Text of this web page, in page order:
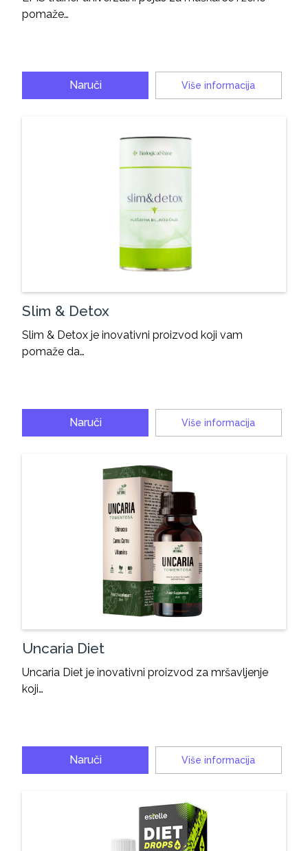
pomaže…
Naruči Više informacija
Slim & Detox
Slim & Detox je inovativni proizvod koji vam
pomaže da…
Naruči Više informacija
Uncaria Diet
Uncaria Diet je inovativni proizvod za mršavljenje
koji…
Naruči Više informacija